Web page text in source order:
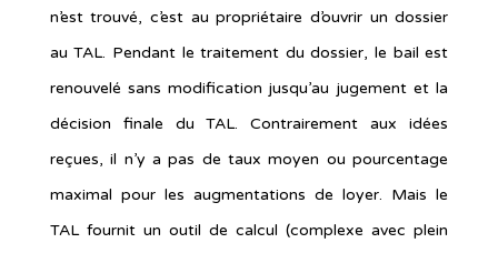
n’est trouvé, c’est au propriétaire d’ouvrir un dossier
au TAL. Pendant le traitement du dossier, le bail est
renouvelé sans modification jusqu’au jugement et la
décision finale du TAL. Contrairement aux idées
reçues, il n’y a pas de taux moyen ou pourcentage
maximal pour les augmentations de loyer. Mais le
TAL fournit un outil de calcul (complexe avec plein